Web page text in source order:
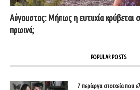
Αύγουστος: Μήπως η ευτυχία κρύβεται
πρωινά;
POPULAR POSTS
7 περίεργα στοιχεία που